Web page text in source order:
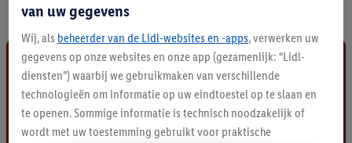
e
a
l
e
p
van uw gegevens
Wij, als beheerder van de Lidl-websites en -apps, verwerken uw
gegevens op onze websites en onze app (gezamenlijk: “Lidl-
diensten”) waarbij we gebruikmaken van verschillende
technologieën om informatie op uw eindtoestel op te slaan en
te openen. Sommige informatie is technisch noodzakelijk of
wordt met uw toestemming gebruikt voor praktische